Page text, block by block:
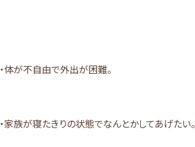
・体が不自由で外出が困難。
・家族が寝たきりの状態でなんとかしてあげたい。